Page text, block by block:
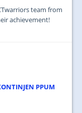
team from
achievement!
PPUM